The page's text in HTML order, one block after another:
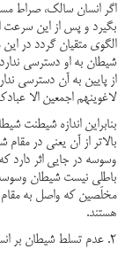
اگر انسان سالک، صراط
بگیرد و پس از این سرعت
الگوی متقیان گردد در
شیطان به او دسترسی
از پایین به آن دسترسی
لاغوینهم اجمعین الا عبادک
بنابراین اندازه شیطنت
بالاتر از آن یعنی در
وسوسه در جایی اثر
باطلی نیست شیطان
مخلَصین که واصل به
هستند.
2. عدم تسلط شیطان بر انسان